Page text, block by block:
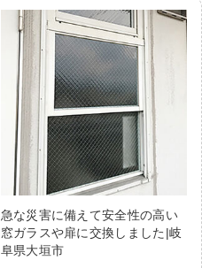
急な災害に備えて安全性の高い
窓ガラスや扉に交換しました|岐
阜県大垣市